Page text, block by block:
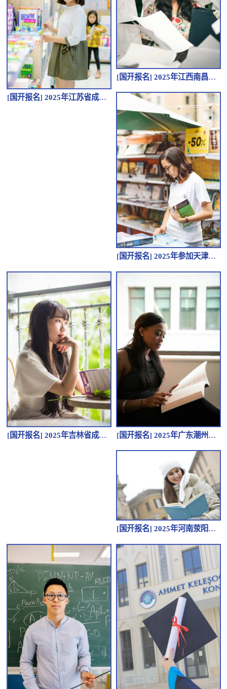
[国开报名]2025年江苏省成人高考如何报名？需要哪些材料？
[国开报名]2025年江西南昌成人高考报名费用多少钱？怎么报名？
[国开报名]2025年参加天津成人高考去哪报名？有哪些要求？
[国开报名]2025年吉林省成人高考本科怎么报名？有哪些要求？ [国开报名]2025年广东潮州成人高考报名流程是怎么样的？有哪些报名要求？
[国开报名]2025年河南荥阳成人高起专学费多少？怎么报名